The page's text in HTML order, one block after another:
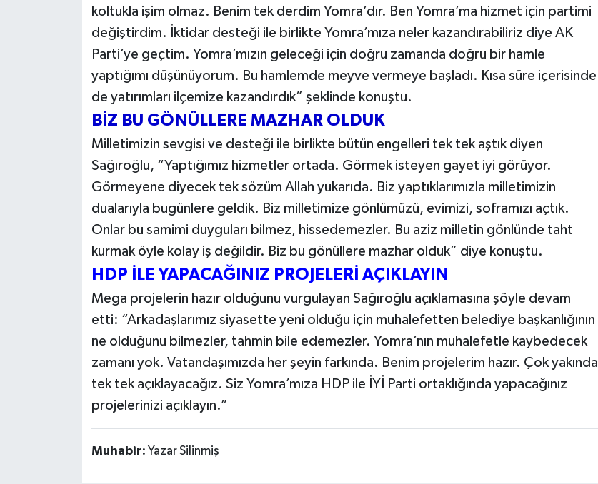
koltukla işim olmaz. Benim tek derdim Yomra’dır. Ben Yomra’ma hizmet için partimi
değiştirdim. İktidar desteği ile birlikte Yomra’mıza neler kazandırabiliriz diye AK
Parti’ye geçtim. Yomra’mızın geleceği için doğru zamanda doğru bir hamle
yaptığımı düşünüyorum. Bu hamlemde meyve vermeye başladı. Kısa süre içerisinde
de yatırımları ilçemize kazandırdık” şeklinde konuştu.
BİZ BU GÖNÜLLERE MAZHAR OLDUK
Milletimizin sevgisi ve desteği ile birlikte bütün engelleri tek tek aştık diyen
Sağıroğlu, “Yaptığımız hizmetler ortada. Görmek isteyen gayet iyi görüyor.
Görmeyene diyecek tek sözüm Allah yukarıda. Biz yaptıklarımızla milletimizin
dualarıyla bugünlere geldik. Biz milletimize gönlümüzü, evimizi, soframızı açtık.
Onlar bu samimi duyguları bilmez, hissedemezler. Bu aziz milletin gönlünde taht
kurmak öyle kolay iş değildir. Biz bu gönüllere mazhar olduk” diye konuştu.
HDP İLE YAPACAĞINIZ PROJELERİ AÇIKLAYIN
Mega projelerin hazır olduğunu vurgulayan Sağıroğlu açıklamasına şöyle devam
etti: “Arkadaşlarımız siyasette yeni olduğu için muhalefetten belediye başkanlığının
ne olduğunu bilmezler, tahmin bile edemezler. Yomra’nın muhalefetle kaybedecek
zamanı yok. Vatandaşımızda her şeyin farkında. Benim projelerim hazır. Çok yakında
tek tek açıklayacağız. Siz Yomra’mıza HDP ile İYİ Parti ortaklığında yapacağınız
projelerinizi açıklayın.”
Muhabir: Yazar Silinmiş